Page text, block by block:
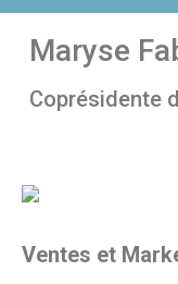
Maryse
Coprésidente
Ventes et